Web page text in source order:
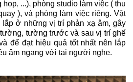
...), phòng studio làm việc ( thu
), và phòng làm việc riêng. Vật
ở những vị trí phản xạ âm, gây
tường trước và sau vị trí ghế
để đạt hiệu quả tốt nhất nên lắp
âm ngang với tai người nghe.